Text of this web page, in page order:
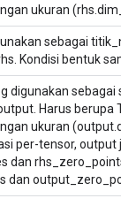
ukuran
sebagai
Kondisi bentuk
digunakan
Harus
ukuran
per-tensor,
dan
dan